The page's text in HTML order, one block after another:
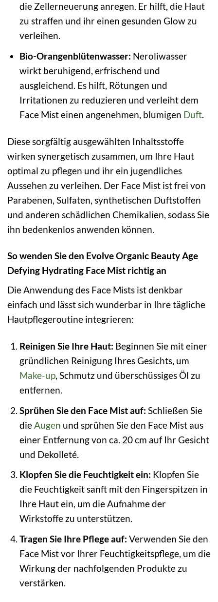
die Zellerneuerung anregen. Er hilft, die Haut
zu straffen und ihr einen gesunden Glow zu
verleihen.
Bio-Orangenblütenwasser: Neroliwasser
wirkt beruhigend, erfrischend und
ausgleichend. Es hilft, Rötungen und
Irritationen zu reduzieren und verleiht dem
Face Mist einen angenehmen, blumigen Duft.
Diese sorgfältig ausgewählten Inhaltsstoffe
wirken synergetisch zusammen, um Ihre Haut
optimal zu pflegen und ihr ein jugendliches
Aussehen zu verleihen. Der Face Mist ist frei von
Parabenen, Sulfaten, synthetischen Duftstoffen
und anderen schädlichen Chemikalien, sodass Sie
ihn bedenkenlos anwenden können.
So wenden Sie den Evolve Organic Beauty Age
Defying Hydrating Face Mist richtig an
Die Anwendung des Face Mists ist denkbar
einfach und lässt sich wunderbar in Ihre tägliche
Hautpflegeroutine integrieren:
Reinigen Sie Ihre Haut: Beginnen Sie mit einer
gründlichen Reinigung Ihres Gesichts, um
Make-up, Schmutz und überschüssiges Öl zu
entfernen.
Sprühen Sie den Face Mist auf: Schließen Sie
die Augen und sprühen Sie den Face Mist aus
einer Entfernung von ca. 20 cm auf Ihr Gesicht
und Dekolleté.
Klopfen Sie die Feuchtigkeit ein: Klopfen Sie
die Feuchtigkeit sanft mit den Fingerspitzen in
Ihre Haut ein, um die Aufnahme der
Wirkstoffe zu unterstützen.
Tragen Sie Ihre Pflege auf: Verwenden Sie den
Face Mist vor Ihrer Feuchtigkeitspflege, um die
Wirkung der nachfolgenden Produkte zu
verstärken.